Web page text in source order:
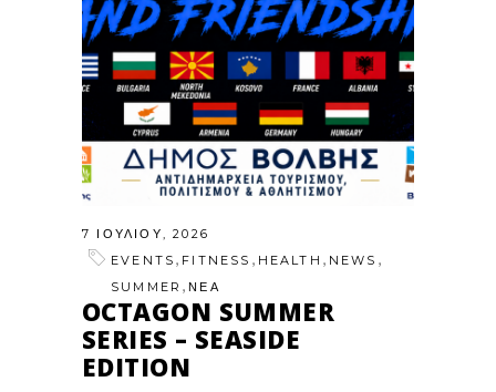
7 ΙΟΥΛΊΟΥ, 2026
EVENTS , FITNESS , HEALTH , NEWS ,
SUMMER ,ΝΕΑ
OCTAGON SUMMER
SERIES – SEASIDE
EDITION